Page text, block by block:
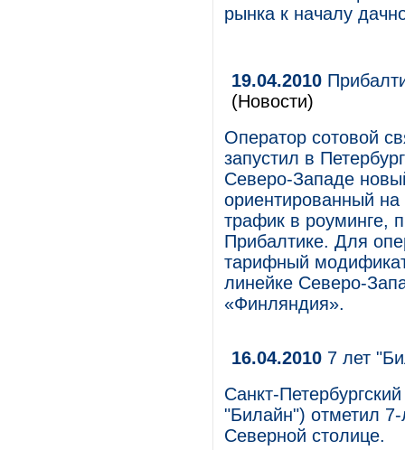
рынка к началу
19.04.2010
(Новости)
Оператор сотовой
запустил в
Северо-Западе
ориентированный на
трафик в роуминге,
Прибалтике. Для
тарифный
линейке Северо-
«Финляндия».
16.04.2010 7 лет
Санкт-
"Билайн") отметил
Северной столице.